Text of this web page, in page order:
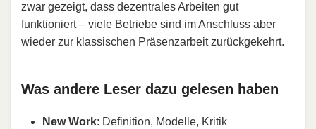
zwar gezeigt, dass dezentrales Arbeiten gut
funktioniert – viele Betriebe sind im Anschluss aber
wieder zur klassischen Präsenzarbeit zurückgekehrt.
Was andere Leser dazu gelesen haben
New Work: Definition, Modelle, Kritik